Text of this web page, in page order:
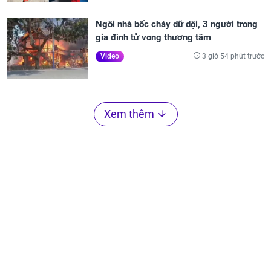
Ngôi nhà bốc cháy dữ dội, 3 người trong
gia đình tử vong thương tâm
Video 3 giờ 54 phút trước
Xem thêm